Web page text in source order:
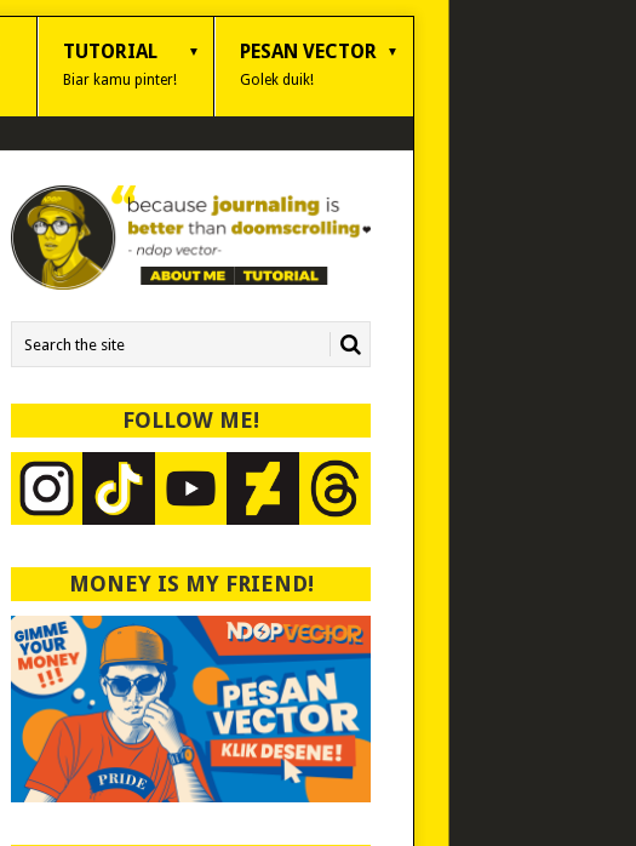
TUTORIAL
Biar kamu pinter!
PESAN VECTOR
Golek duik!
FOLLOW ME!
MONEY IS MY FRIEND!